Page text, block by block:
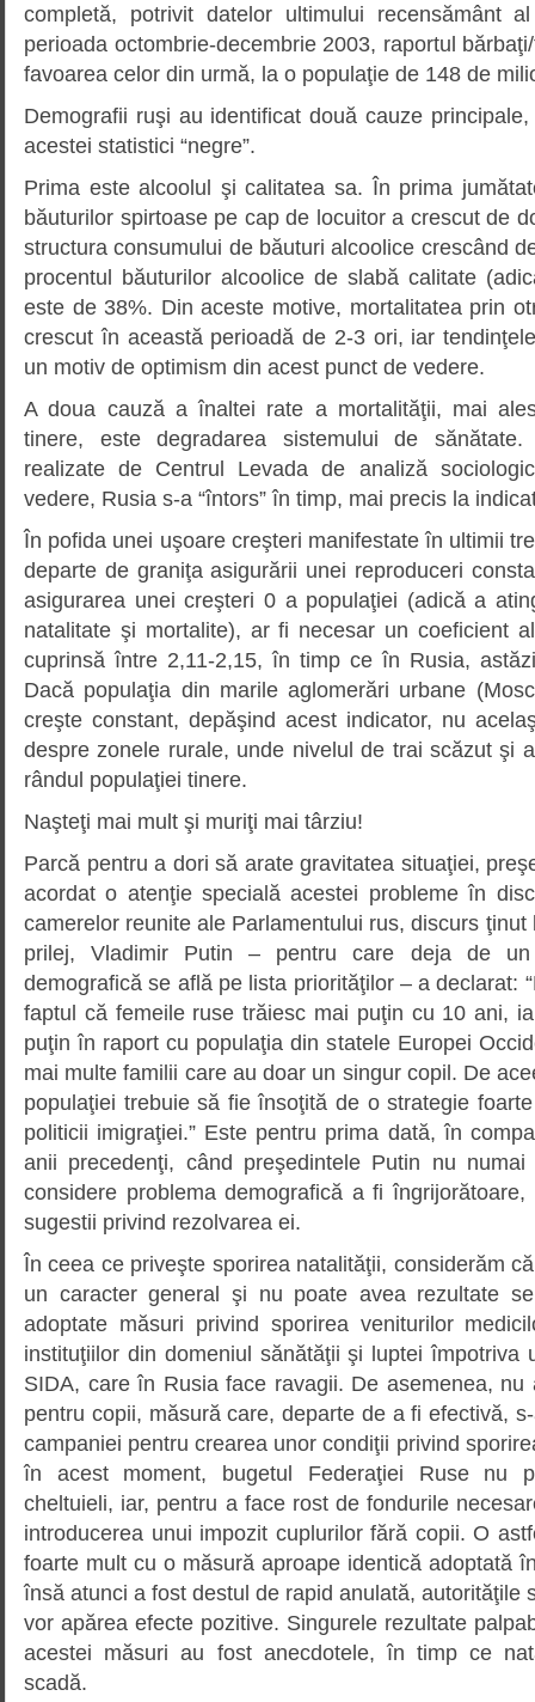
completă, potrivit datelor ultimului recensământ
perioada octombrie-decembrie 2003, raportul
favoarea celor din urmă, la o populaţie de 148 de
Demografii ruşi au identificat două cauze
acestei statistici “negre”.
Prima este alcoolul şi calitatea sa. În prima
băuturilor spirtoase pe cap de locuitor a crescut de
structura consumului de băuturi alcoolice crescând
procentul băuturilor alcoolice de slabă calitate
este de 38%. Din aceste motive, mortalitatea prin
crescut în această perioadă de 2-3 ori, iar
un motiv de optimism din acest punct de vedere.
A doua cauză a înaltei rate a mortalităţii, mai
tinere, este degradarea sistemului de
realizate de Centrul Levada de analiză
vedere, Rusia s-a “întors” în timp, mai precis la
În pofida unei uşoare creşteri manifestate în ultimii
departe de graniţa asigurării unei reproduceri
asigurarea unei creşteri 0 a populaţiei (adică a
natalitate şi mortalite), ar fi necesar un coeficient
cuprinsă între 2,11-2,15, în timp ce în Rusia,
Dacă populaţia din marile aglomerări urbane
creşte constant, depăşind acest indicator, nu
despre zonele rurale, unde nivelul de trai scăzut şi
rândul populaţiei tinere.
Naşteţi mai mult şi muriţi mai târziu!
Parcă pentru a dori să arate gravitatea situaţiei,
acordat o atenţie specială acestei probleme în
camerelor reunite ale Parlamentului rus, discurs
prilej, Vladimir Putin – pentru care deja de
demografică se află pe lista priorităţilor – a declarat:
faptul că femeile ruse trăiesc mai puţin cu 10 ani,
puţin în raport cu populaţia din statele Europei
mai multe familii care au doar un singur copil. De
populaţiei trebuie să fie însoţită de o strategie
politicii imigraţiei.” Este pentru prima dată, în
anii precedenţi, când preşedintele Putin nu
considere problema demografică a fi
sugestii privind rezolvarea ei.
În ceea ce priveşte sporirea natalităţii, considerăm
un caracter general şi nu poate avea rezultate
adoptate măsuri privind sporirea veniturilor
instituţiilor din domeniul sănătăţii şi luptei împotriva
SIDA, care în Rusia face ravagii. De asemenea, nu
pentru copii, măsură care, departe de a fi efectivă,
campaniei pentru crearea unor condiţii privind
în acest moment, bugetul Federaţiei Ruse nu
cheltuieli, iar, pentru a face rost de fondurile
introducerea unui impozit cuplurilor fără copii. O
foarte mult cu o măsură aproape identică adoptată
însă atunci a fost destul de rapid anulată, autorităţile
vor apărea efecte pozitive. Singurele rezultate
acestei măsuri au fost anecdotele, în timp ce
scadă.